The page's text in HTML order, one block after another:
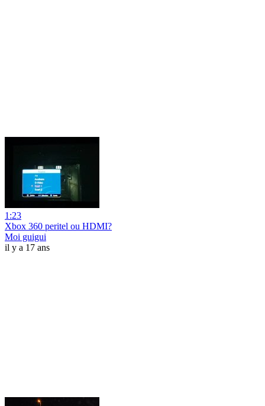
1:23
Xbox 360 peritel ou HDMI?‎
Moi guigui
il y a 17 ans